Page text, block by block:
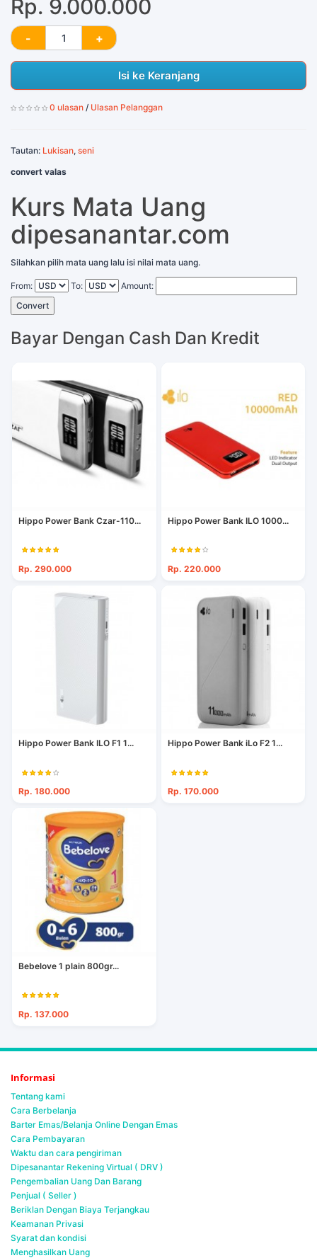
Rp. 9.000.000
Isi ke Keranjang
0 ulasan / Ulasan Pelanggan
Tautan: Lukisan, seni
convert valas
Kurs Mata Uang
dipesanantar.com
Silahkan pilih mata uang lalu isi nilai mata uang.
From: To:
Amount:
Convert
Bayar Dengan Cash Dan Kredit
Hippo Power Bank Czar-110...
Rp. 290.000
Hippo Power Bank ILO 1000...
Rp. 220.000
Hippo Power Bank ILO F1 1...
Rp. 180.000
Hippo Power Bank iLo F2 1...
Rp. 170.000
Bebelove 1 plain 800gr...
Rp. 137.000
Informasi
Tentang kami
Cara Berbelanja
Barter Emas/Belanja Online Dengan Emas
Cara Pembayaran
Waktu dan cara pengiriman
Dipesanantar Rekening Virtual ( DRV )
Pengembalian Uang Dan Barang
Penjual ( Seller )
Beriklan Dengan Biaya Terjangkau
Keamanan Privasi
Syarat dan kondisi
Menghasilkan Uang